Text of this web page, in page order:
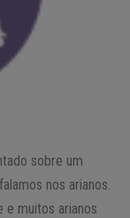
sobre um
nos arianos.
e muitos arianos